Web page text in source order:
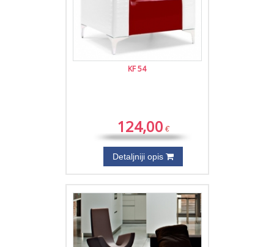
KF 54
124,00 €
Detaljniji opis